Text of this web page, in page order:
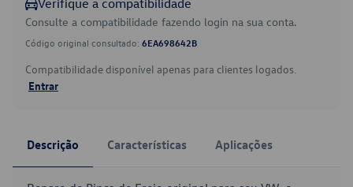
Verifique a compatibilidade
Consulte a compatibilidade fazendo login na sua conta.
Código original consultado: 6EA698642B
Compatibilidade disponível apenas para clientes logados.
Entrar
Descrição Características Aplicações